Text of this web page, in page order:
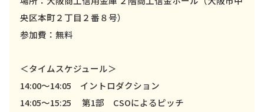
央区本町２丁目２番８号）
参加費：無料
＜タイムスケジュール＞
14:00～14:05 イントロダクション
14:05～15:25 第1部 CSOによるピッチ